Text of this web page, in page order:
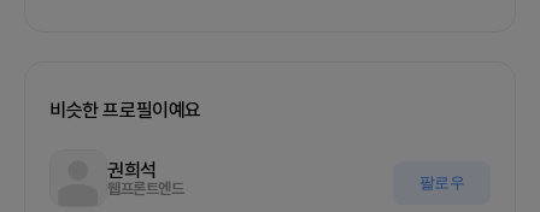
비슷한 프로필이예요
권희석
웹프론트엔드 팔로우